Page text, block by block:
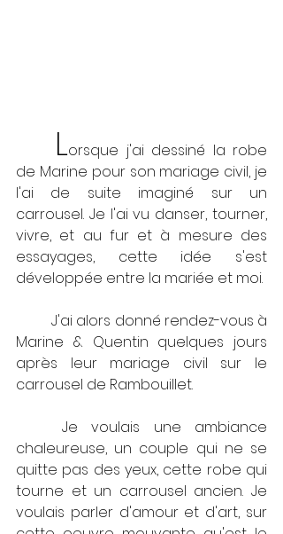
Lorsque j'ai dessiné la robe
de Marine pour son mariage civil, je
l'ai de suite imaginé sur un
carrousel. Je l'ai vu danser, tourner,
vivre, et au fur et à mesure des
essayages, cette idée s'est
développée entre la mariée et moi.
	J'ai alors donné rendez-vous à
Marine & Quentin quelques jours
après leur mariage civil sur le
carrousel de Rambouillet.
chaleureuse, un couple qui ne se
quitte pas des yeux, cette robe qui
tourne et un carrousel ancien. Je
voulais parler d'amour et d'art, sur